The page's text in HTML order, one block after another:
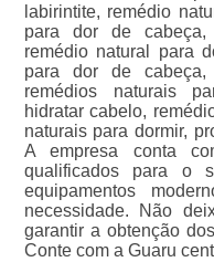
labirintite, remédio
para dor de cabeça,
remédio natural para
para dor de cabeça,
remédios naturais
hidratar cabelo,
naturais para dormir,
A empresa conta
qualificados para o
equipamentos
necessidade. Não
garantir a obtenção
Conte com a Guaru